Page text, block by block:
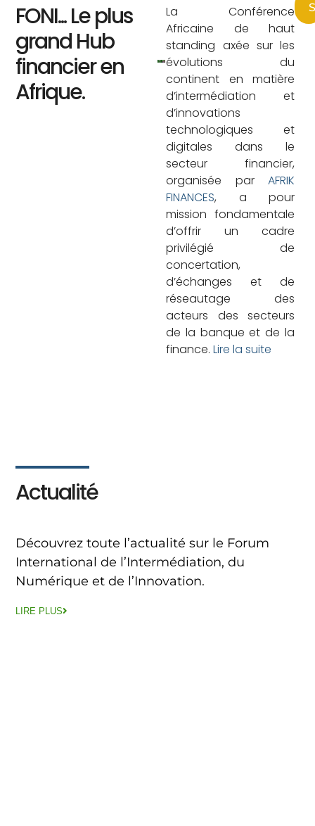
FONI... Le plus
grand Hub
financier en
Afrique.
La Conférence
Africaine de haut
standing axée sur les
évolutions du
continent en matière
d’intermédiation et
d’innovations
technologiques et
digitales dans le
secteur financier,
organisée par AFRIK
FINANCES, a pour
mission fondamentale
d’offrir un cadre
privilégié de
concertation,
d’échanges et de
réseautage des
acteurs des secteurs
de la banque et de la
finance.Lire la suite
Actualité
Découvrez toute l’actualité sur le Forum
International de l’Intermédiation, du
Numérique et de l’Innovation.
LIRE PLUS